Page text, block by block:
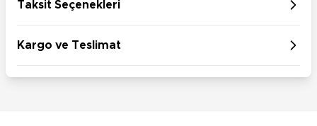
Taksit Seçenekleri
Kargo ve Teslimat